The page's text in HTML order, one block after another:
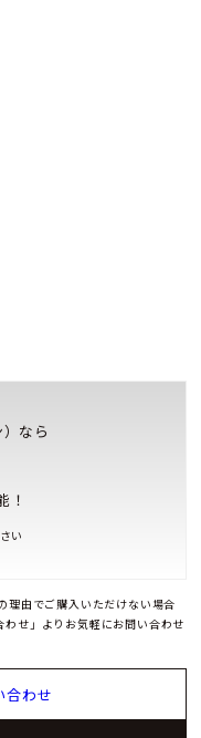
なら
！
い
理由でご購入いただけない場合
せ」よりお気軽にお問い合わせ
合わせ